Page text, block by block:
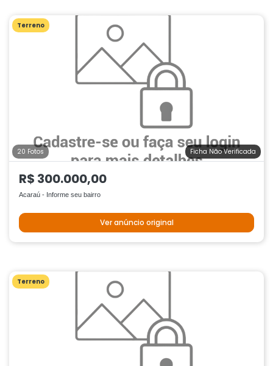
Terreno
20 Fotos Ficha Não Verificada
R$ 300.000,00
Acaraú - Informe seu bairro
Ver anúncio original
Terreno